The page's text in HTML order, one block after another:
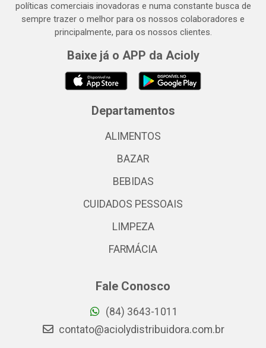
políticas comerciais inovadoras e numa constante busca de
sempre trazer o melhor para os nossos colaboradores e
principalmente, para os nossos clientes.
Baixe já o APP da Acioly
Departamentos
ALIMENTOS
BAZAR
BEBIDAS
CUIDADOS PESSOAIS
LIMPEZA
FARMÁCIA
Fale Conosco
(84) 3643-1011
contato@aciolydistribuidora.com.br